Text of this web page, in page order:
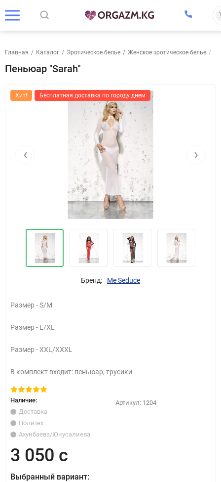
Главная / Каталог / Эротическое белье / Женское эротическое белье /
Пеньюар "Sarah"
Хит! Бесплатная доставка по городу днем
‹ ›
Бренд: Me Seduce
Размер - S/M
Размер - L/XL
Размер - XXL/XXXL
В комплект входит: пеньюар, трусики
Наличие:
Доставка
Политех
Ахунбаева/Юнусалиева
Артикул: 1204
3 050 с
Выбранный вариант: